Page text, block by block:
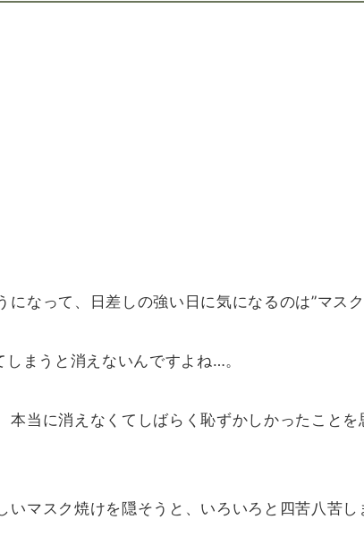
なって、日差しの強い日に気になるのは”マスク
しまうと消えないんですよね…。
本当に消えなくてしばらく恥ずかしかったことを
いマスク焼けを隠そうと、いろいろと四苦八苦し